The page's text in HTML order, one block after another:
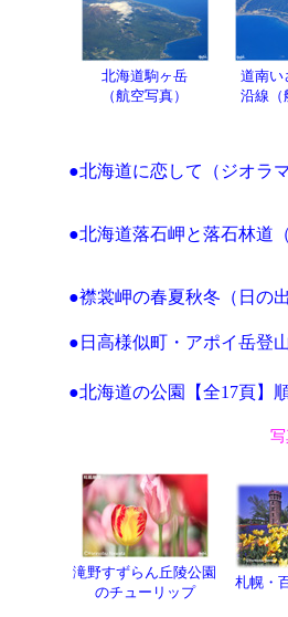
北海道駒ヶ岳
（航空写真）
道南い
沿線（
●北海道に恋して（ジオラ
●北海道落石岬と落石林道
●襟裳岬の春夏秋冬（日の
●日高様似町・アポイ岳登
●北海道の公園【全17頁】
滝野すずらん丘陵公園
のチューリップ
札幌・